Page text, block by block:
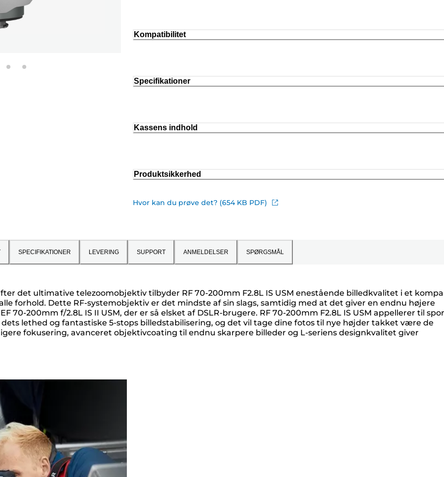
Kompatibilitet
Specifikationer
Kassens indhold
Produktsikkerhed
Hvor kan du prøve det? (654 KB PDF)
SPECIFIKATIONER LEVERING SUPPORT ANMELDELSER SPØRGSMÅL
det ultimative telezoomobjektiv tilbyder RF 70-200mm F2.8L IS USM enestående billedkvalitet i et
forhold. Dette RF-systemobjektiv er det mindste af sin slags, samtidig med at det giver en endnu højere
200mm f/2.8L IS II USM, der er så elsket af DSLR-brugere. RF 70-200mm F2.8L IS USM appellerer til
lethed og fantastiske 5-stops billedstabilisering, og det vil tage dine fotos til nye højder takket være de
fokusering, avanceret objektivcoating til endnu skarpere billeder og L-seriens designkvalitet giver